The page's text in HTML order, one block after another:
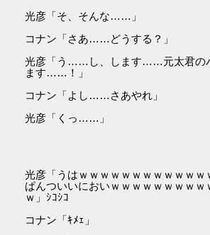
光彦「そ、そんな……」
コナン「さあ……どうする？」
光彦「う……し、します……元太君の
ます……！」
コナン「よし……さあやれ」
光彦「くっ……」
光彦「うはｗｗｗｗｗｗｗｗｗｗｗｗ
ぱんついいにおいｗｗｗｗｗｗｗｗｗ
ｗ」ｼｺｼｺ
コナン「ｷﾒｪ」